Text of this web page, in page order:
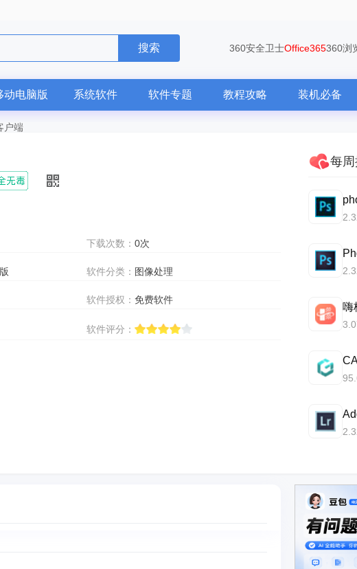
搜索 360安全卫士Office365360浏
动电脑版 系统软件 软件专题 教程攻略 装机必备
户端
下载次数： 0次
软件分类： 图像处理
软件授权： 免费软件
软件评分：
每
嗨